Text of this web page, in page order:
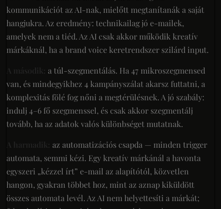
kommunikációt az AI-nak, mielőtt megtanítanák a saját
hangjukra. Az eredmény: technikailag jó e-mailek,
amelyek nem a tiéd. Az AI csak akkor működik kreatív
márkáknál, ha a brand voice keretrendszer szilárd input.
A második:
a túl-szegmentálás. Ha 47 mikroszegmensed
van, és mindegyikhez 4 kampányszálat akarsz futtatni, a
komplexitás fölé fog nőni a megtérülésnek. A jó szabály:
indulj 4–6 fő szegmenssel, és csak akkor szegmentálj
tovább, ha az adatok valós különbséget mutatnak.
A harmadik:
az automatizációs csapda — minden trigger
automata, semmi kézi. Egy kreatív márkánál a havonta
egyszeri „kézzel írt” e-mail az alapítótól, közvetlen
hangon, gyakran többet hoz, mint az aznap kiküldött
összes automata levél. Az AI nem helyettesíti a márkát;